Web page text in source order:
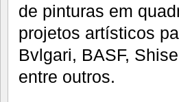
de pinturas em
projetos artísticos
Bvlgari, BASF,
entre outros.